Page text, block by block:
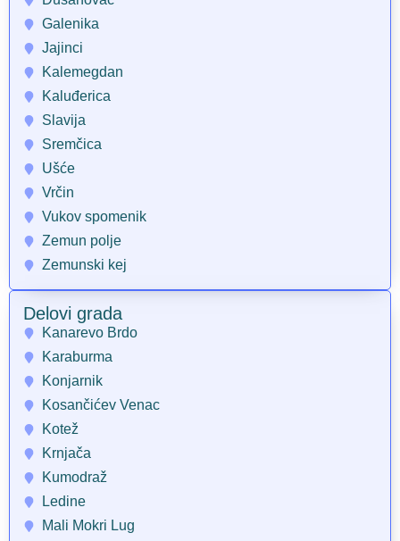
Galenika
Jajinci
Kalemegdan
Kaluđerica
Slavija
Sremčica
Ušće
Vrčin
Vukov spomenik
Zemun polje
Zemunski kej
Delovi grada
Kanarevo Brdo
Karaburma
Konjarnik
Kosančićev Venac
Kotež
Krnjača
Kumodraž
Ledine
Mali Mokri Lug